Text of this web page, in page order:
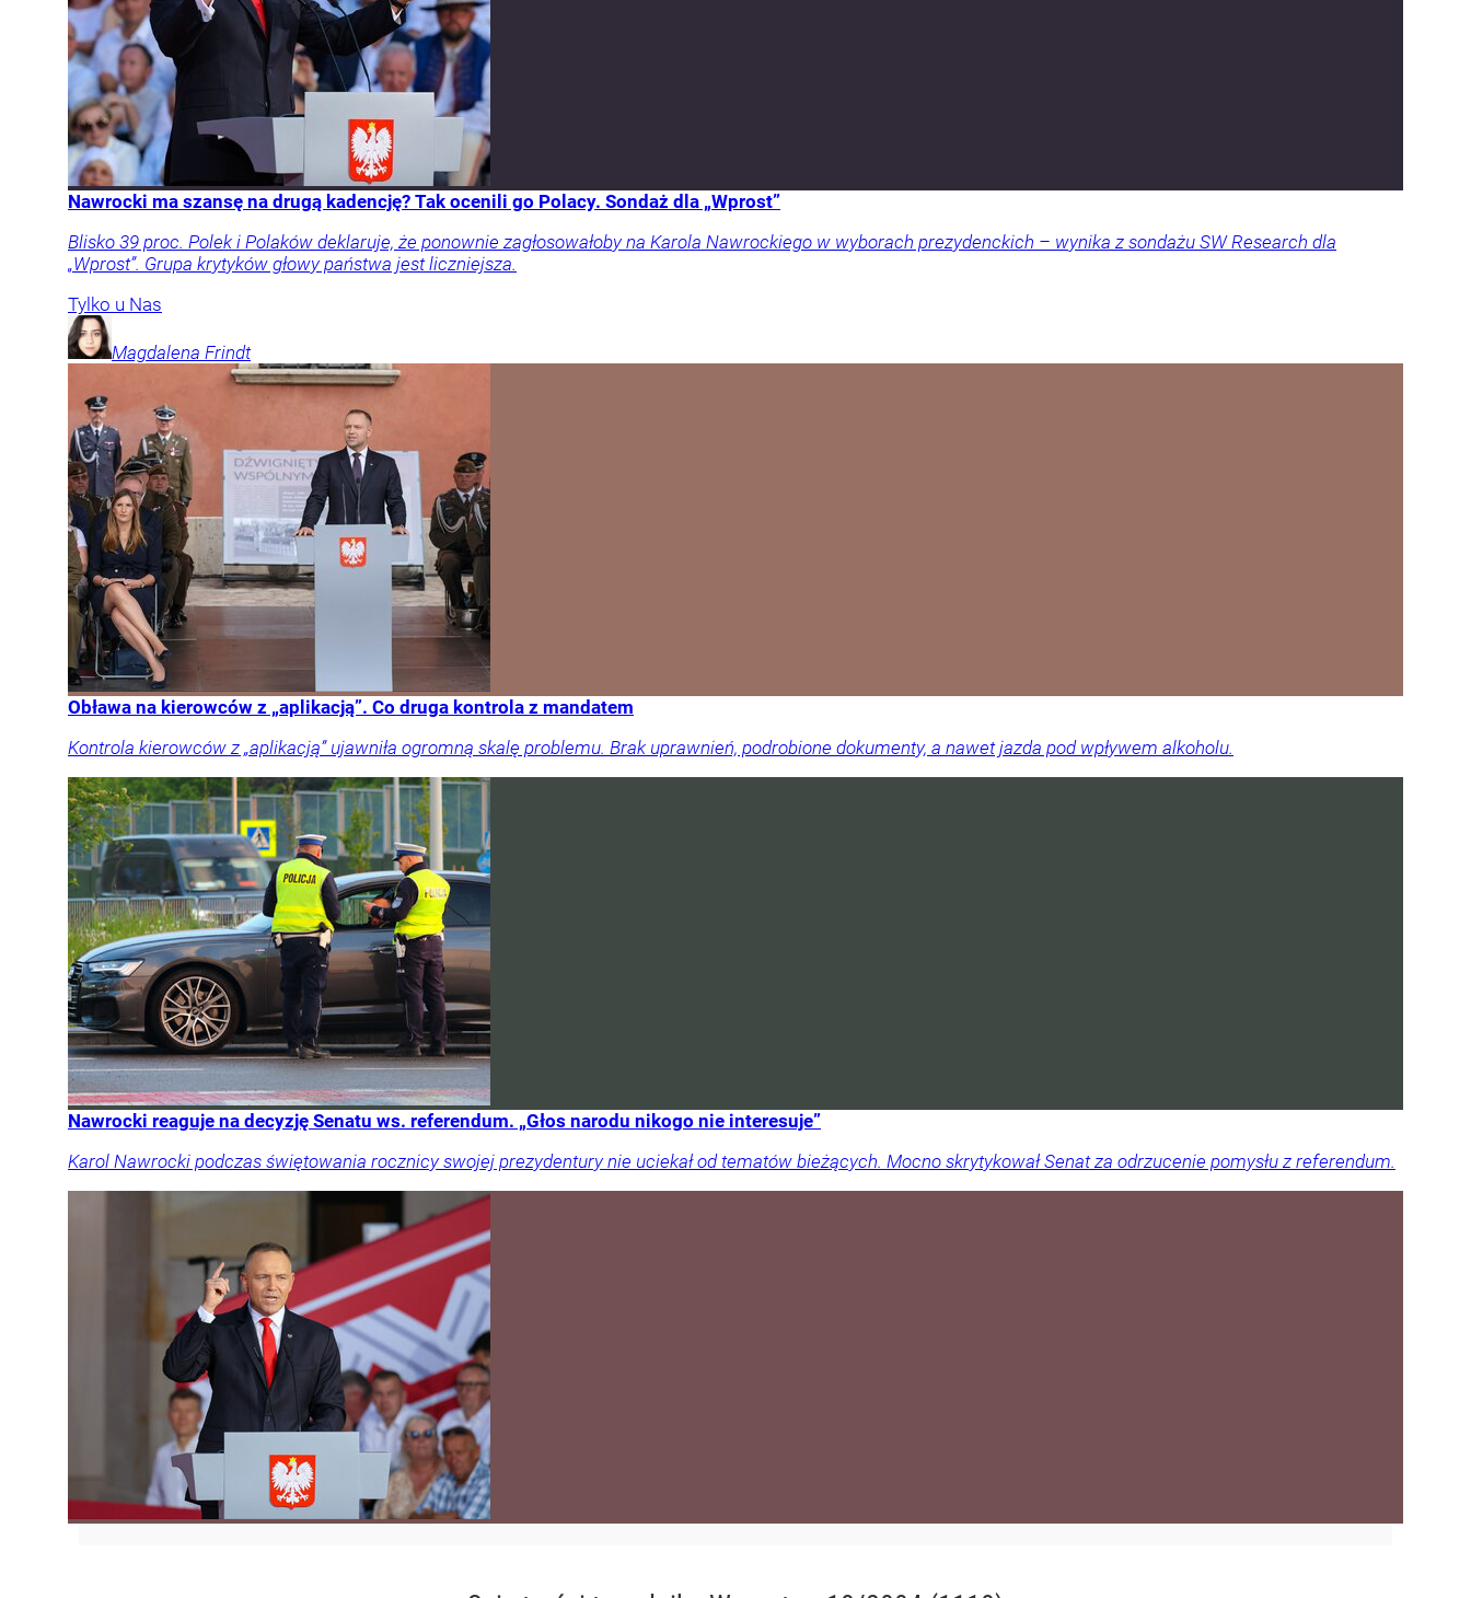
Nawrocki ma szansę na drugą kadencję? Tak ocenili go Polacy. Sondaż dla „Wprost”
Blisko 39 proc. Polek i Polaków deklaruje, że ponownie zagłosowałoby na Karola Nawrockiego w wyborach prezydenckich – wynika z sondażu SW Research dla
„Wprost”. Grupa krytyków głowy państwa jest liczniejsza.
Tylko u Nas
Magdalena Frindt
Obława na kierowców z „aplikacją”. Co druga kontrola z mandatem
Kontrola kierowców z „aplikacją” ujawniła ogromną skalę problemu. Brak uprawnień, podrobione dokumenty, a nawet jazda pod wpływem alkoholu.
Nawrocki reaguje na decyzję Senatu ws. referendum. „Głos narodu nikogo nie interesuje”
Karol Nawrocki podczas świętowania rocznicy swojej prezydentury nie uciekał od tematów bieżących. Mocno skrytykował Senat za odrzucenie pomysłu z referendum.